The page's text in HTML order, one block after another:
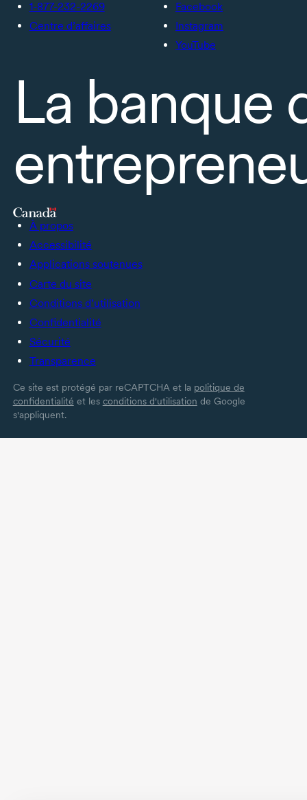
1-877-232-2269
Centre d’affaires
Facebook
Instagram
YouTube
La banque
À propos
Accessibilité
Applications soutenues
Carte du site
Conditions d’utilisation
Confidentialité
Sécurité
Transparence
Ce site est protégé par reCAPTCHA et la politique de
confidentialité et les conditions d'utilisation de Google
s'appliquent.